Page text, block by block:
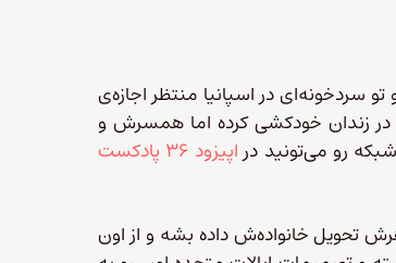
در اسپانیا منتظر اجازه‌ی
در زندان خودکشی کرده اما همسرش و
رو می‌تونید در
اپیزود ۳۶ پادکست
تحویل خانواده‌ش داده بشه و از اون